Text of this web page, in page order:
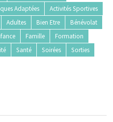
Adaptées
Activités Sportives
Adultes Bien Etre
Bénévolat
Famille
Formation
Santé Soirées
Sorties